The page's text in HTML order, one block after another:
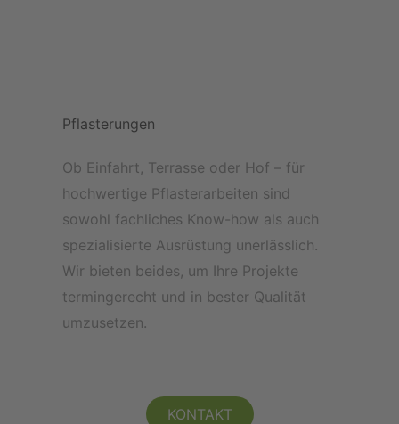
Pflasterungen
Ob Einfahrt, Terrasse oder Hof – für
hochwertige Pflasterarbeiten sind
sowohl fachliches Know-how als auch
spezialisierte Ausrüstung unerlässlich.
Wir bieten beides, um Ihre Projekte
termingerecht und in bester Qualität
umzusetzen.
KONTAKT